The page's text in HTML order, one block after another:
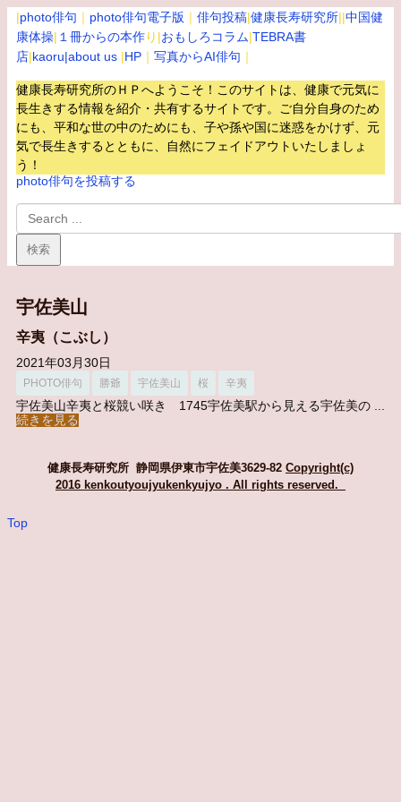
|photo俳句 ｜ photo俳句電子版 ｜ 俳句投稿|健康長寿研究所||中国健
康体操| １冊からの本作り|おもしろコラム|TEBRA書
店|kaoru|about us |HP ｜ 写真からAI俳句 ｜
健康長寿研究所のＨＰへようこそ！このサイトは、健康で元気に
長生きする情報を紹介・共有するサイトです。 ご自分自身のため
にも、平和な世の中のためにも、子や孫や国に迷惑をかけず、元
気で長生きするとともに、自然にフェイドアウトいたしましょ
う！
photo俳句を投稿する
宇佐美山
辛夷（こぶし）
2021年03月30日
PHOTO俳句 勝爺 宇佐美山 桜 辛夷
宇佐美山辛夷と桜競い咲き 1745宇佐美駅から見える宇佐美の ...
続きを見る
健康長寿研究所 静岡県伊東市宇佐美3629-82 Copyright(c)
2016 kenkoutyoujyukenkyujyo . All rights reserved.
Top